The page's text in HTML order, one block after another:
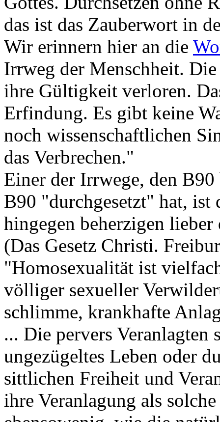
das ist das Zauberwort in
Wir erinnern hier an die
Irrweg der Menschheit.
ihre Gültigkeit verloren.
Erfindung. Es gibt keine
noch wissenschaftlichen
das Verbrechen."
Einer der Irrwege, den B90
B90 "durchgesetzt" hat, ist
hingegen beherzigen
(Das Gesetz Christi.
"Homosexualität ist
völliger sexueller
schlimme, krankhafte
... Die pervers
ungezügeltes Leben oder
sittlichen Freiheit und
ihre Veranlagung als